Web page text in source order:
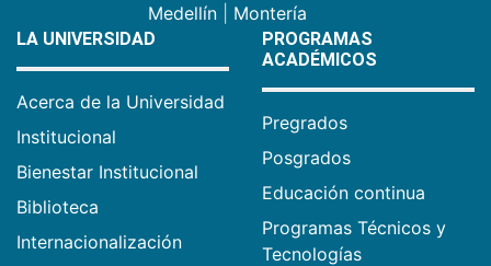
Medellín
Montería
LA UNIVERSIDAD
Acerca de la Universidad
Institucional
Bienestar Institucional
Biblioteca
Internacionalización
PROGRAMAS
ACADÉMICOS
Pregrados
Posgrados
Educación continua
Programas Técnicos y
Tecnologías